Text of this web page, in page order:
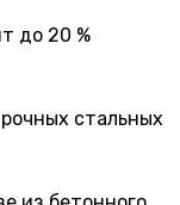
до 20 %
стальных